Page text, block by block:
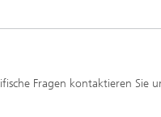
Fragen kontaktieren Sie